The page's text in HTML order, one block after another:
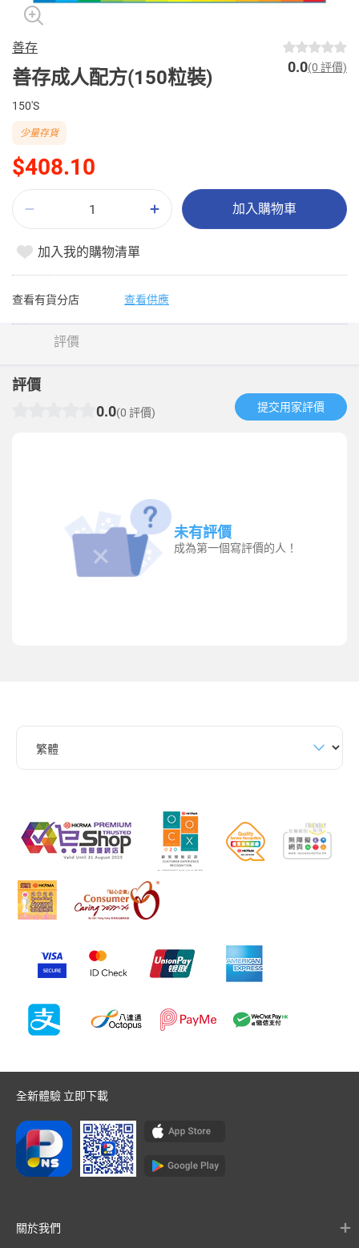
善存
善存成人配方(150粒裝) 0.0(0 評價)
150'S
$408.10
少量存貨
加入購物車
加入我的購物清單
查看有貨分店 查看供應
評價
評價
0.0(0 評價) 提交用家評價​
未有評價
成為第一個寫評價的人！
全新體驗 立即下載
關於我們